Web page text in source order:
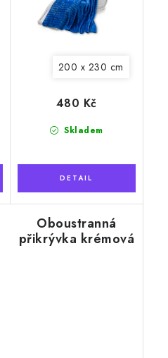
200 x 230 cm
Skladem
480 Kč
Oboustranná
přikrývka krémová